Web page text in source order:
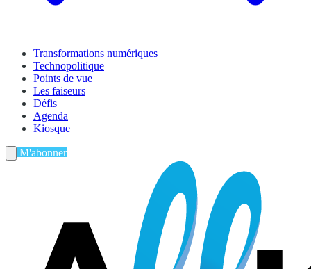
Transformations numériques
Technopolitique
Points de vue
Les faiseurs
Défis
Agenda
Kiosque
M'abonner